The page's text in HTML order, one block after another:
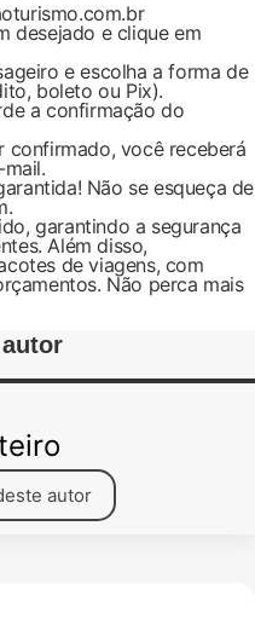
desejado e clique em
e escolha a forma de
boleto ou Pix).
a confirmação do
confirmado, você receberá
Não se esqueça de
garantindo a segurança
Além disso,
de viagens, com
Não perca mais
autor